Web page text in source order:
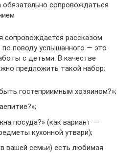
сопровождаться
рассказом
по поводу услышанного — это
с детьми. В качестве
предложить такой набор:
гостеприимным хозяином?»;
посуда?» (как вариант —
кухонной утвари);
вашей семьи) есть любимая